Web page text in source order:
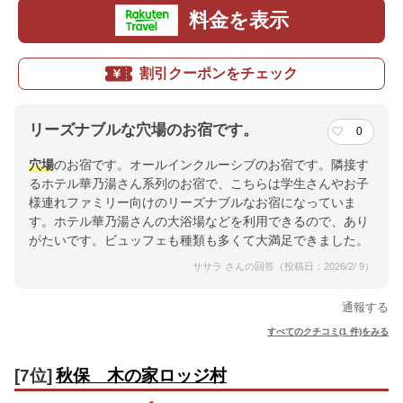
料金を表示
割引クーポンをチェック
リーズナブルな穴場のお宿です。 0
穴場のお宿です。オールインクルーシブのお宿です。隣接す
るホテル華乃湯さん系列のお宿で、こちらは学生さんやお子
様連れファミリー向けのリーズナブルなお宿になっていま
す。ホテル華乃湯さんの大浴場などを利用できるので、あり
がたいです。ビュッフェも種類も多くて大満足できました。
ササラ さんの回答（投稿日：2026/2/ 9）
通報する
すべてのクチコミ(1 件)をみる
[7位] 秋保 木の家ロッジ村